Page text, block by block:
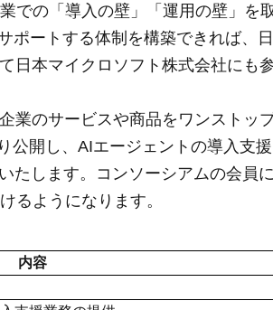
での「導入の壁」「運用の壁」を
ポートする体制を構築できれば、
日本マイクロソフト株式会社にも
業のサービスや商品をワンストッ
公開し、AIエージェントの導入支
たします。コンソーシアムの会員
るようになります。
内容